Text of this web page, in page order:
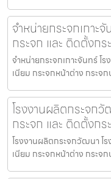
จำหน่ายกระจกเกาะ
กระจก และ ติดตั้งก
จำหน่ายกระจกเกาะจันทร์ โ
เนียม กระจกหน้าต่าง กระจ
โรงงานผลิตกระจก
กระจก และ ติดตั้งก
โรงงานผลิตกระจกวัฒนา โ
เนียม กระจกหน้าต่าง กระจ